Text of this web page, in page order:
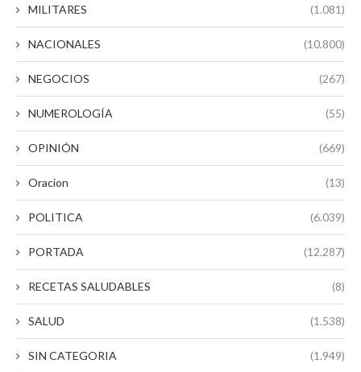
MILITARES (1.081)
NACIONALES (10.800)
NEGOCIOS (267)
NUMEROLOGÍA (55)
OPINIÓN (669)
Oracion (13)
POLITICA (6.039)
PORTADA (12.287)
RECETAS SALUDABLES (8)
SALUD (1.538)
SIN CATEGORIA (1.949)